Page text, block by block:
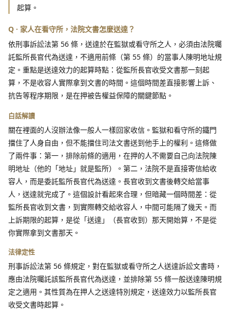
起算。
Q · 家人在看守所，法院文書怎麼送達？
依刑事訴訟法第 56 條，送達於在監獄或看守所之人，必須由法院囑
託監所長官代為送達，不適用前條（第 55 條）的當事人陳明地址規
定。重點是送達效力的起算時點：從監所長官收受文書那一刻起
算，不是收容人實際拿到文書的時間。這個時間差直接影響上訴、
抗告等程序期限，是在押被告權益保障的關鍵節點。
白話解讀
關在裡面的人沒辦法像一般人一樣回家收信。監獄和看守所的鐵門
擋住了人身自由，但不能擋住司法文書送到他手上的權利。這條做
了兩件事：第一，排除前條的適用，在押的人不需要自己向法院陳
明地址（他的「地址」就是監所）。第二，法院不是直接寄信給收
容人，而是委託監所長官代為送達。長官收到文書後轉交給當事
人，送達就完成了。這個設計看起來合理，但暗藏一個時間差：從
監所長官收到文書，到實際轉交給收容人，中間可能隔了幾天。而
上訴期限的起算，是從「送達」（長官收到）那天開始算，不是從
你實際拿到文書那天。
法律定性
刑事訴訟法第 56 條規定，對在監獄或看守所之人送達訴訟文書時，
應由法院囑託該監所長官代為送達，並排除第 55 條一般送達陳明規
定之適用。其性質為在押人之送達特別規定，送達效力以監所長官
收受文書時起算。